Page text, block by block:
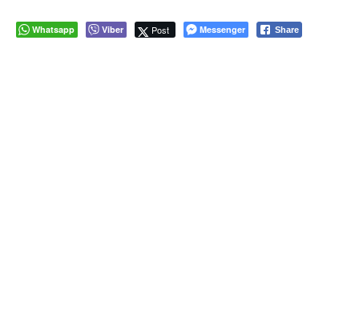
Whatsapp Viber Post Messenger Share